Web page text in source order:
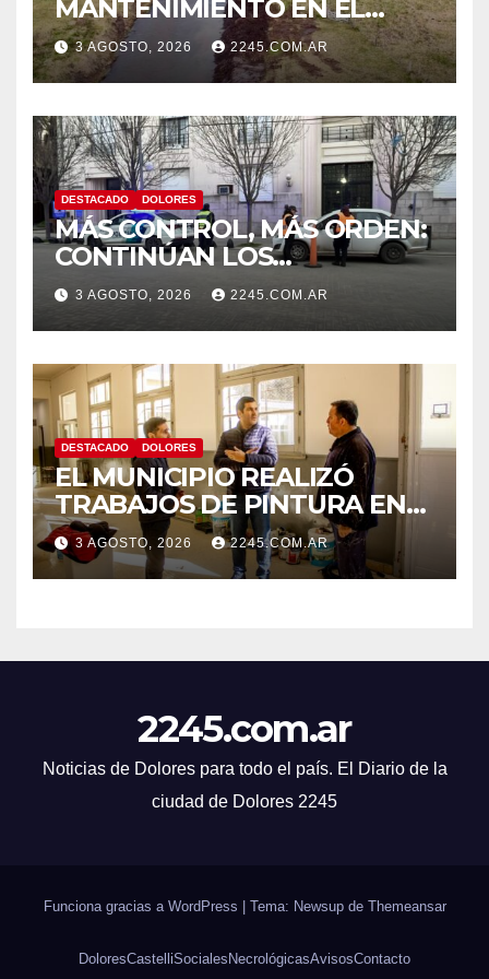
MANTENIMIENTO EN EL
CANAL LA PICASA
3 AGOSTO, 2026 2245.COM.AR
DESTACADO DOLORES
MÁS CONTROL, MÁS ORDEN:
CONTINÚAN LOS
OPERATIVOS PREVENTIVOS
DE TRÁNSITO EN DOLORES
3 AGOSTO, 2026 2245.COM.AR
DESTACADO DOLORES
EL MUNICIPIO REALIZÓ
TRABAJOS DE PINTURA EN
LA ESCUELA N.º 10
3 AGOSTO, 2026 2245.COM.AR
2245.com.ar
Noticias de Dolores para todo el país. El Diario de la
ciudad de Dolores 2245
Funciona gracias a WordPress | Tema: Newsup de Themeansar
DoloresCastelliSociales NecrológicasAvisosContacto